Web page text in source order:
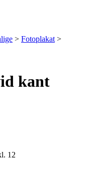
> Fotoplakat >
kant
12